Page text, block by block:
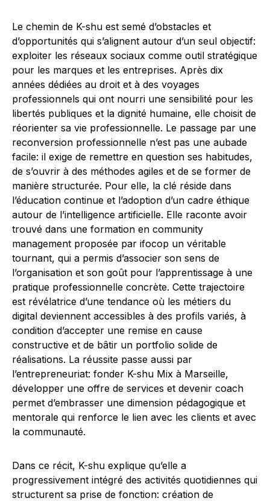
Le chemin de K-shu est semé d’obstacles et
d’opportunités qui s’alignent autour d’un seul objectif:
exploiter les réseaux sociaux comme outil stratégique
pour les marques et les entreprises. Après dix
années dédiées au droit et à des voyages
professionnels qui ont nourri une sensibilité pour les
libertés publiques et la dignité humaine, elle choisit de
réorienter sa vie professionnelle. Le passage par une
reconversion professionnelle n’est pas une aubade
facile: il exige de remettre en question ses habitudes,
de s’ouvrir à des méthodes agiles et de se former de
manière structurée. Pour elle, la clé réside dans
l’éducation continue et l’adoption d’un cadre éthique
autour de l’intelligence artificielle. Elle raconte avoir
trouvé dans une formation en community
management proposée par ifocop un véritable
tournant, qui a permis d’associer son sens de
l’organisation et son goût pour l’apprentissage à une
pratique professionnelle concrète. Cette trajectoire
est révélatrice d’une tendance où les métiers du
digital deviennent accessibles à des profils variés, à
condition d’accepter une remise en cause
constructive et de bâtir un portfolio solide de
réalisations. La réussite passe aussi par
l’entrepreneuriat: fonder K-shu Mix à Marseille,
développer une offre de services et devenir coach
permet d’embrasser une dimension pédagogique et
mentorale qui renforce le lien avec les clients et avec
la communauté.
Dans ce récit, K-shu explique qu’elle a
progressivement intégré des activités quotidiennes qui
structurent sa prise de fonction: création de